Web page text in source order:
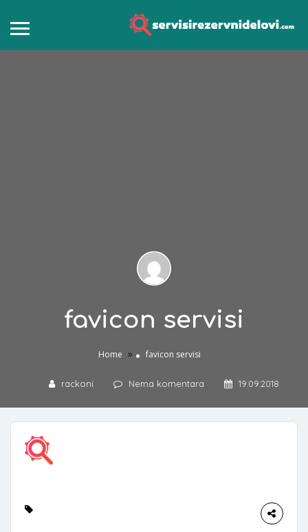
favicon servisi
Home » favicon servisi
rackoni Nema komentara 19.09.2018